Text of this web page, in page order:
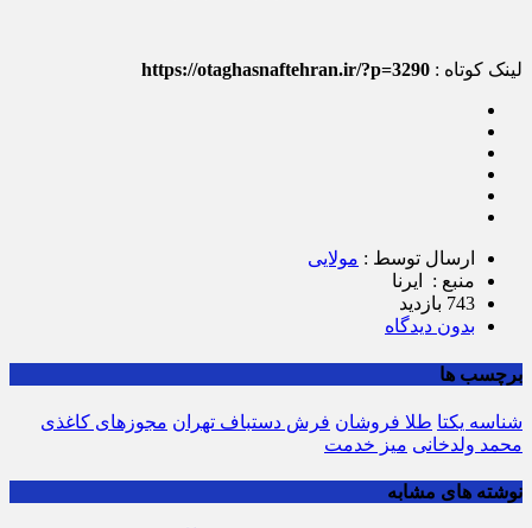
لینک کوتاه : https://otaghasnaftehran.ir/?p=3290
ارسال توسط : مولایی
منبع : ایرنا
743 بازدید
بدون دیدگاه
برچسب ها
شناسه یکتا طلا فروشان فرش دستباف تهران مجوزهای کاغذی
محمد ولدخانی میز خدمت
نوشته های مشابه